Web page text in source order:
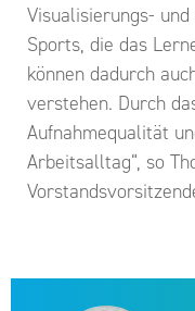
Visualisierungs-
Sports, die das
können dadurch
verstehen. Durch
Aufnahmequalität
Arbeitsalltag“, so